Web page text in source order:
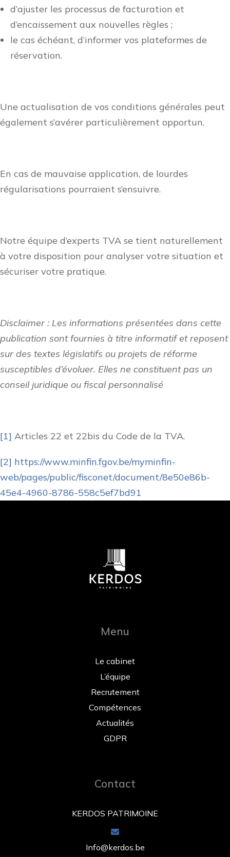
d’ajuster les processus de facturation et
d’encaissement aux nouvelles règles ;
le cas échéant, d’informer vos plateformes de
réservation.
Une actualisation de vos conditions générales peut
également s’avérer particulièrement opportun.
En cas de mauvaise application, de lourdes
régularisations pourraient s’ensuivre.
Notre équipe d’experts TVA se tient naturellement
à votre disposition pour analyser votre situation et
sécuriser votre pratique.
Disclaimer : Les informations présentées dans cette
publication sont fournies à titre informatif et reposent
sur des textes législatifs ou projets de réforme
susceptibles d’évoluer. Elles ne constituent pas un
conseil juridique ou fiscal personnalisé
[1] Articles 22 et 22bis du Code de la TVA.
[2] https://www.minfin.fgov.be/myminfin-
web/pages/public/fisconet/document/8e50e86b-
45e4-4960-8786-558c5ef7bd91
Menu
Le cabinet
L’équipe
Recrutement
Compétences
Actualités
GDPR
Contact
KERDOS PATRIMOINE
Info@kerdos.be